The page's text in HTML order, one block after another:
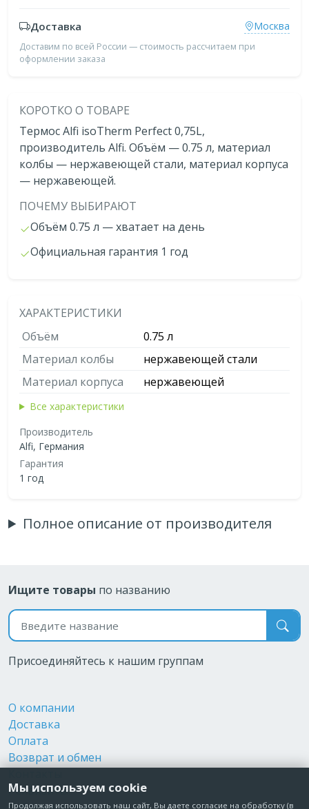
Доставка Москва
Доставим по всей России — стоимость рассчитаем при
оформлении заказа
КОРОТКО О ТОВАРЕ
Термос Alfi isoTherm Perfect 0,75L,
производитель Alfi. Объём — 0.75 л, материал
колбы — нержавеющей стали, материал корпуса
— нержавеющей.
ПОЧЕМУ ВЫБИРАЮТ
Объём 0.75 л — хватает на день
Официальная гарантия 1 год
ХАРАКТЕРИСТИКИ
Объём
0.75 л
Материал колбы
нержавеющей стали
Материал корпуса
нержавеющей
Все характеристики
Производитель
Alfi, Германия
Гарантия
1 год
Полное описание от производителя
Ищите товары по названию
Поиск по названию
Присоединяйтесь к нашим группам
О компании
Доставка
Оплата
Возврат и обмен
Реквизиты
Мы используем cookie
Продолжая использовать наш сайт, Вы даете согласие на обработку (в